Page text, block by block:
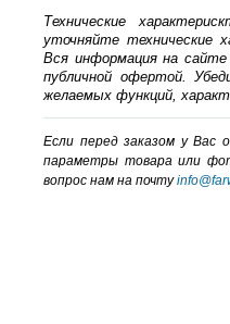
Технические
уточняйте технические
Вся информация на
публичной офертой.
желаемых функций,
Если перед заказом у Вас
параметры товара или
вопрос нам на почту